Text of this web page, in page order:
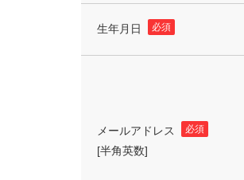
生年月日 必須
メールアドレス
[半角英数]
必須